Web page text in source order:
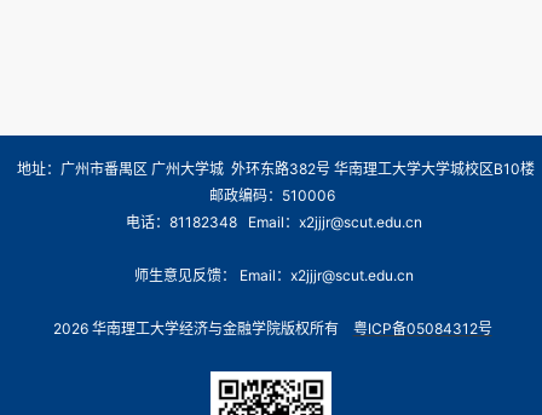
地址：广州市番禺区 广州大学城 外环东路382号 华南理工大学大学城校区B10楼
邮政编码：510006
电话：81182348 Email：x2jjjr@scut.edu.cn
师生意见反馈： Email：x2jjjr@scut.edu.cn
2026 华南理工大学经济与金融学院版权所有 粤ICP备05084312号